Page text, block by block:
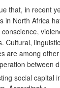
that, in recent
in North Africa
Cultural,
are among
between
social capital